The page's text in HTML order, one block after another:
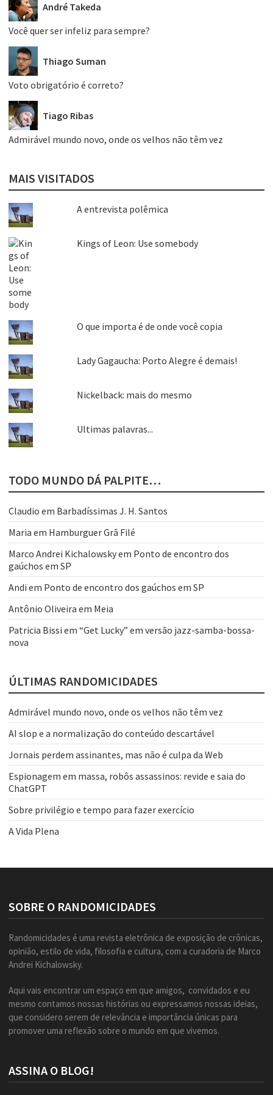
André Takeda
Você quer ser infeliz para sempre?
Thiago Suman
Voto obrigatório é correto?
Tiago Ribas
Admirável mundo novo, onde os velhos não têm vez
MAIS VISITADOS
A entrevista polêmica
Kings of Leon: Use somebody
O que importa é de onde você copia
Lady Gagaucha: Porto Alegre é demais!
Nickelback: mais do mesmo
Ultimas palavras...
TODO MUNDO DÁ PALPITE…
Claudio em Barbadíssimas J. H. Santos
Maria em Hamburguer Grã Filé
Marco Andrei Kichalowskyem Ponto de encontro dos
gaúchos em SP
Andi em Ponto de encontro dos gaúchos em SP
Antônio Oliveira em Meia
Patricia Bissi em “Get Lucky” em versão jazz-samba-bossa-
nova
ÚLTIMAS RANDOMICIDADES
Admirável mundo novo, onde os velhos não têm vez
AI slop e a normalização do conteúdo descartável
Jornais perdem assinantes, mas não é culpa da Web
Espionagem em massa, robôs assassinos: revide e saia do
ChatGPT
Sobre privilégio e tempo para fazer exercício
A Vida Plena
SOBRE O RANDOMICIDADES
Randomicidades é uma revista eletrônica de exposição de crônicas,
opinião, estilo de vida, filosofia e cultura, com a curadoria de Marco
Andrei Kichalowsky.
Aqui vais encontrar um espaço em que amigos, convidados e eu
mesmo contamos nossas histórias ou expressamos nossas ideias,
que considero serem de relevância e importância únicas para
promover uma reflexão sobre o mundo em que vivemos.
ASSINA O BLOG!